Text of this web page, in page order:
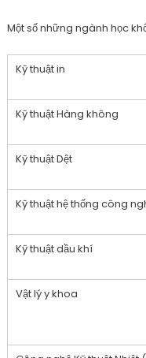
Một số những ngành học
Kỹ thuật in
Kỹ thuật Hàng không
Kỹ thuật Dệt
Kỹ thuật hệ thống công
Kỹ thuật dầu khí
Vật lý y khoa